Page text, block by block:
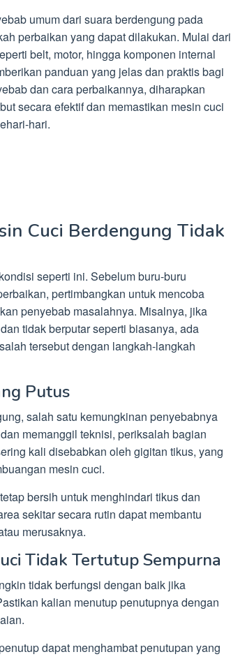
umum dari suara berdengung pada
perbaikan yang dapat dilakukan. Mulai dari
belt, motor, hingga komponen internal
panduan yang jelas dan praktis bagi
dan cara perbaikannya, diharapkan
secara efektif dan memastikan mesin cuci
hari.
Cuci Berdengung Tidak
seperti ini. Sebelum buru-buru
pertimbangkan untuk mencoba
penyebab masalahnya. Misalnya, jika
tidak berputar seperti biasanya, ada
tersebut dengan langkah-langkah
Putus
salah satu kemungkinan penyebabnya
memanggil teknisi, periksalah bagian
kali disebabkan oleh gigitan tikus, yang
mesin cuci.
bersih untuk menghindari tikus dan
sekitar secara rutin dapat membantu
merusaknya.
Tidak Tertutup Sempurna
tidak berfungsi dengan baik jika
kalian menutup penutupnya dengan
dapat menghambat penutupan yang